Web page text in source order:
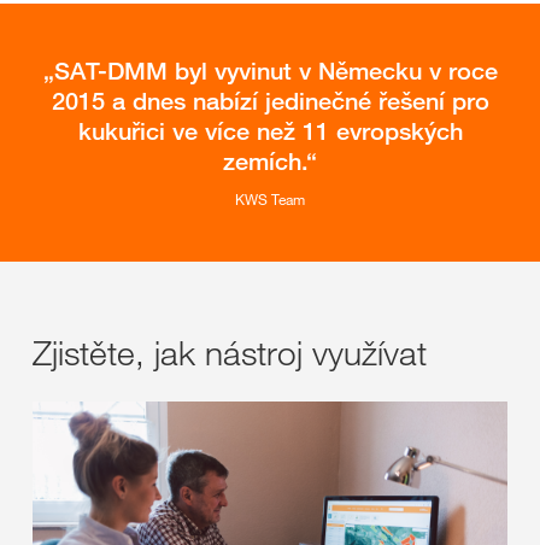
SAT-DMM byl vyvinut v Německu v roce
2015 a dnes nabízí jedinečné řešení pro
kukuřici ve více než 11 evropských
zemích.
KWS Team
Zjistěte, jak nástroj využívat